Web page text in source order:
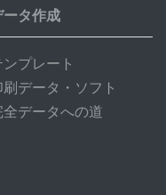
ータ作成
ンプレート
刷データ・ソフト
全データへの道